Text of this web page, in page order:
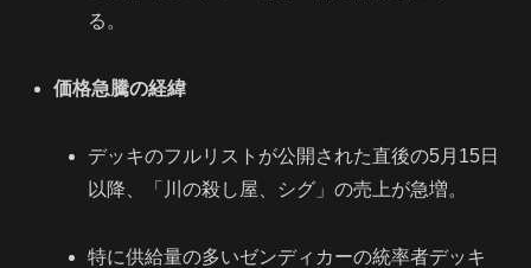
る。
価格急騰の経緯
デッキのフルリストが公開された直後の5月15日
以降、「川の殺し屋、シグ」の売上が急増。
特に供給量の多いゼンディカーの統率者デッキ